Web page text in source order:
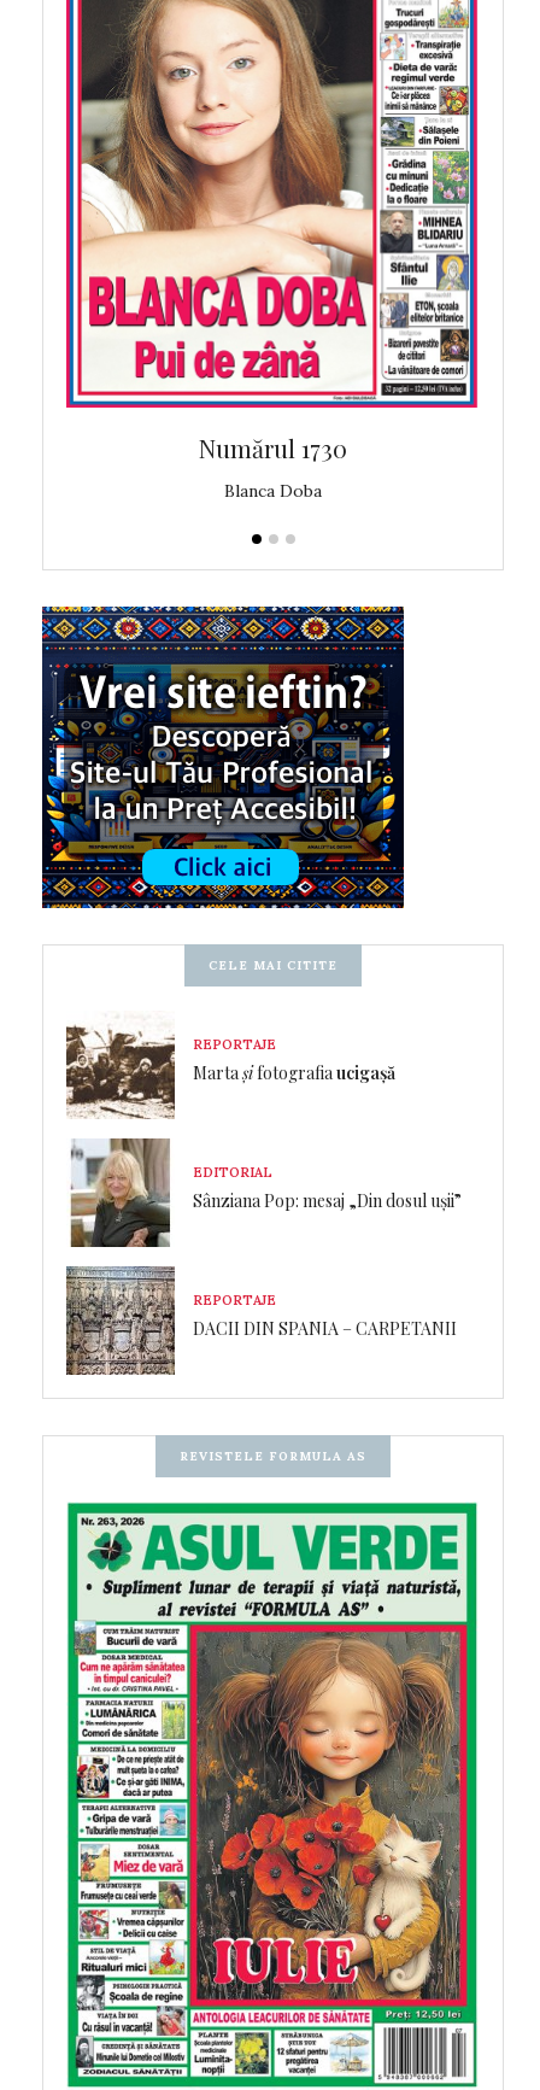
Numărul 1730
Blanca Doba
CELE MAI CITITE
REPORTAJE
Martașifotografiaucigașă
EDITORIAL
Sânziana Pop: mesaj „Din dosul ușii”
REPORTAJE
DACII DIN SPANIA – CARPETANII
REVISTELE FORMULA AS